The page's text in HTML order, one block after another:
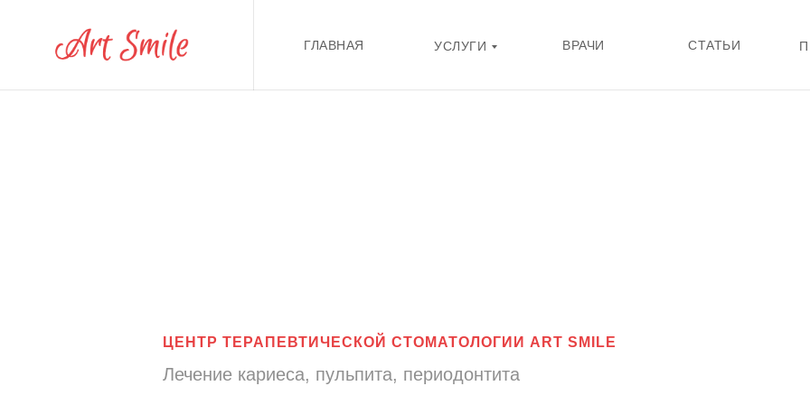
СТАТЬИ
ВРАЧИ
ГЛАВНАЯ УСЛУГИ
ЦЕНТР ТЕРАПЕВТИЧЕСКОЙ СТОМАТОЛОГИИ ART SMILE
Лечение кариеса, пульпита, периодонтита